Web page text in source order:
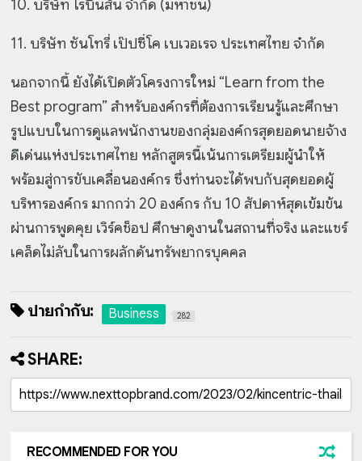
10. บริษัท โรบินสัน จำกัด (มหาชน)
11. บริษัท ซันโทรี่ เป๊ปซี่โค เบเวอเรจ ประเทศไทย จำกัด
นอกจากนี้ ยังได้เปิดตัวโครงการใหม่ “Learn from the
Best program” สำหรับองค์กรที่ต้องการเรียนรู้และศึกษา
รูปแบบในการดูแลพนักงานของกลุ่มองค์กรสุดยอดนายจ้าง
ดีเด่นแห่งประเทศไทย หลักสูตรนี้เน้นการเตรียมผู้นำให้
พร้อมสู่การขับเคลื่อนองค์กร ซึ่งท่านจะได้พบกับสุดยอดผู้
บริหารองค์กร มากกว่า 20 องค์กร กับ 10 สัปดาห์สุดเข้มข้น
ผ่านการพูดคุย เวิร์คช็อป ศึกษาดูงานในสถานที่จริง และแชร์
เคล็ดไม่ลับในการผลักดันทรัพยากรบุคคล
ป้ายกำกับ: Business 282
SHARE:
RECOMMENDED FOR YOU